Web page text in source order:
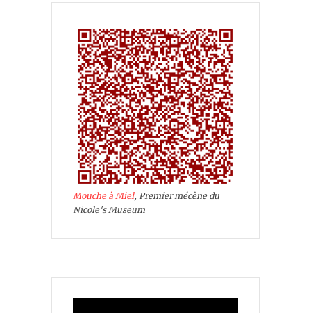
Mouche à Miel, Premier mécène du
Nicole's Museum